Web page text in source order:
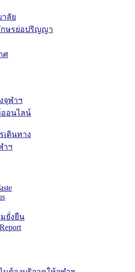
าลัย
ษรย่อปริญญา
ศ
จุฬาฯ
อนไลน์
เดินทาง
าฯ
ยั่งยืน